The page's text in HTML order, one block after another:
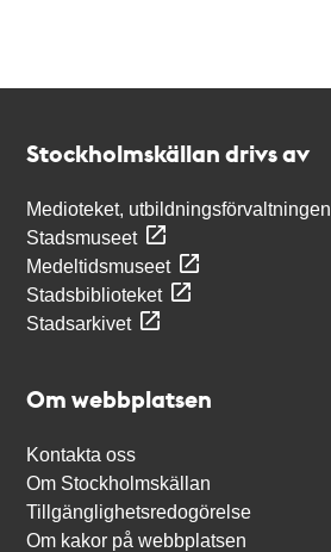
Stockholmskällan drivs av
Medioteket, utbildningsförvaltningen
Stadsmuseet
Medeltidsmuseet
Stadsbiblioteket
Stadsarkivet
Om webbplatsen
Kontakta oss
Om Stockholmskällan
Tillgänglighetsredogörelse
Om kakor på webbplatsen